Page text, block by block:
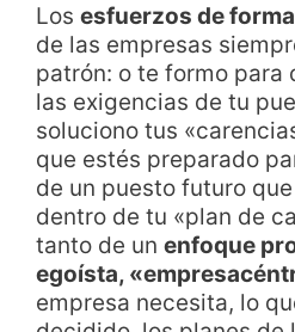
Los esfuerzos de
de las empresas
patrón: o te formo para
las exigencias de tu
soluciono tus
que estés preparado
de un puesto futuro
dentro de tu «plan de
tanto de un enfoque
egoísta,
empresa necesita, lo